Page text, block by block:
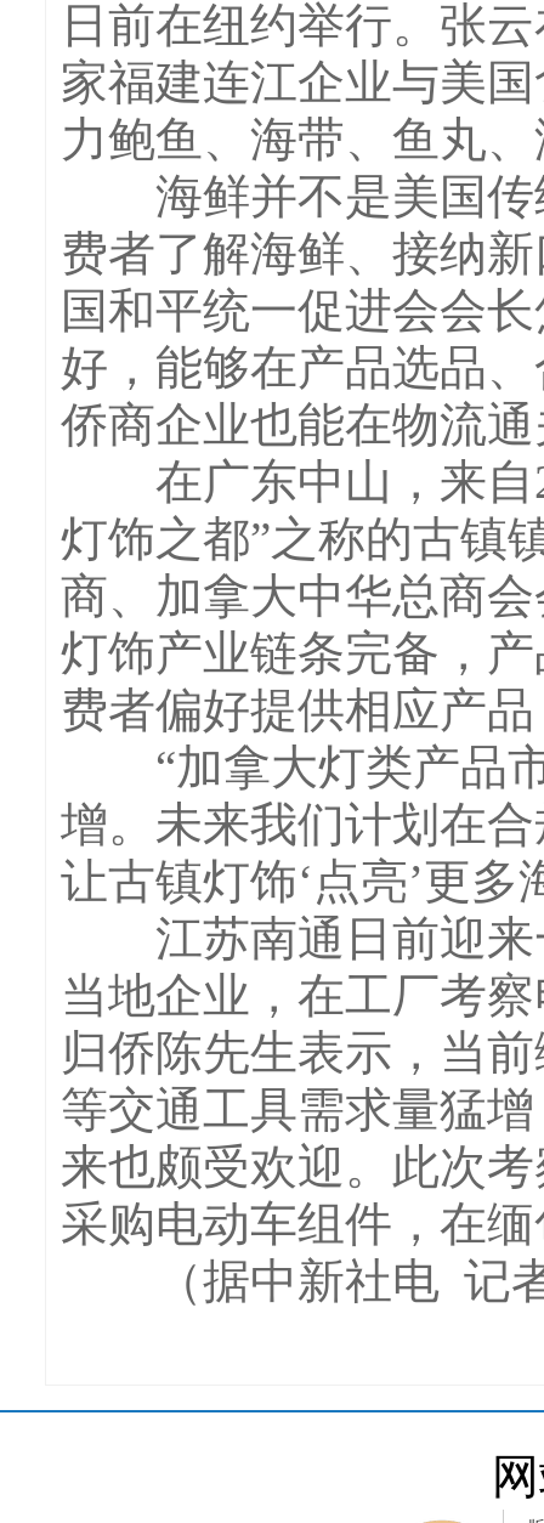
日前在纽约举行。张
家福建连江企业与美
力鲍鱼、海带、鱼丸
海鲜并不是美国传
费者了解海鲜、接纳
国和平统一促进会会
好，能够在产品选品
侨商企业也能在物流
在广东中山，来自
灯饰之都”之称的古镇
商、加拿大中华总商
灯饰产业链条完备，
费者偏好提供相应产
“加拿大灯类产品市
增。未来我们计划在
让古镇灯饰‘点亮’更
江苏南通日前迎来
当地企业，在工厂考
归侨陈先生表示，当
等交通工具需求量猛
来也颇受欢迎。此次
采购电动车组件，在
（据中新社电 记